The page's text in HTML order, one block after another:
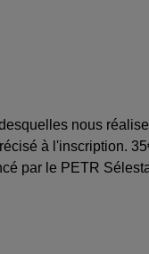
nous
à l'inscription.
par le PETR